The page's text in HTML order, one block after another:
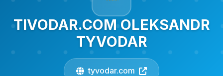
TIVODAR.COM OLEKSANDR
TYVODAR
tyvodar.com